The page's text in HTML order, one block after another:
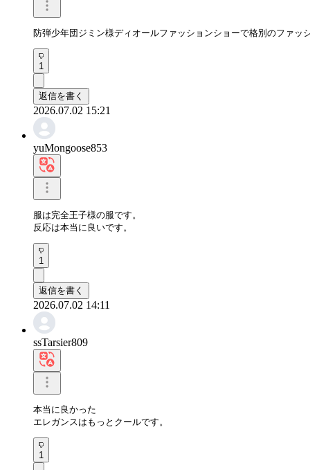
防弾少年団ジミン様ディオールファッションショーで格別のファッ
1
返信を書く
2026.07.02 15:21
yuMongoose853
服は完全王子様の服です。
反応は本当に良いです。
1
返信を書く
2026.07.02 14:11
ssTarsier809
本当に良かった
エレガンスはもっとクールです。
1